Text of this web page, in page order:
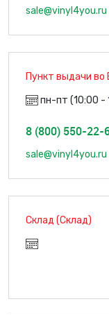
sale@vinyl4you.ru
Пункт выдачи
пн-пт (10:00 -
8 (800) 550-22-
sale@vinyl4you.ru
Склад (Склад)